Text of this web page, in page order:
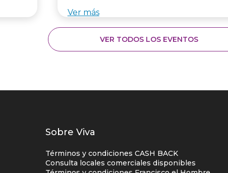
Ver más
VER TODOS LOS EVENTOS
Listados
enlaces
centro
Sobre Viva
Términos y condiciones CASH BACK
Consulta locales comerciales disponibles